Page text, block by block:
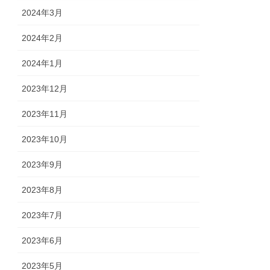
2024年3月
2024年2月
2024年1月
2023年12月
2023年11月
2023年10月
2023年9月
2023年8月
2023年7月
2023年6月
2023年5月